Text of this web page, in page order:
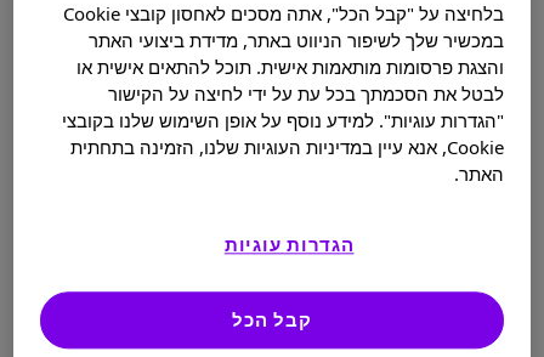
• רבע כפית תמצית וניל
• אפשר להוסיף רבע כוס פצפוצי שוקולד
בלחיצה על "קבל הכל", אתה מסכים לאחסון קובצי Cookie
במכשיר שלך לשיפור הניווט באתר, מדידת ביצועי האתר
והצגת פרסומות מותאמות אישית. תוכל להתאים אישית או
לבטל את הסכמתך בכל עת על ידי לחיצה על הקישור
"הגדרות עוגיות". למידע נוסף על אופן השימוש שלנו בקובצי
Cookie, אנא עיין במדיניות העוגיות שלנו, הזמינה בתחתית
האתר.
הגדרות עוגיות
קבל הכל